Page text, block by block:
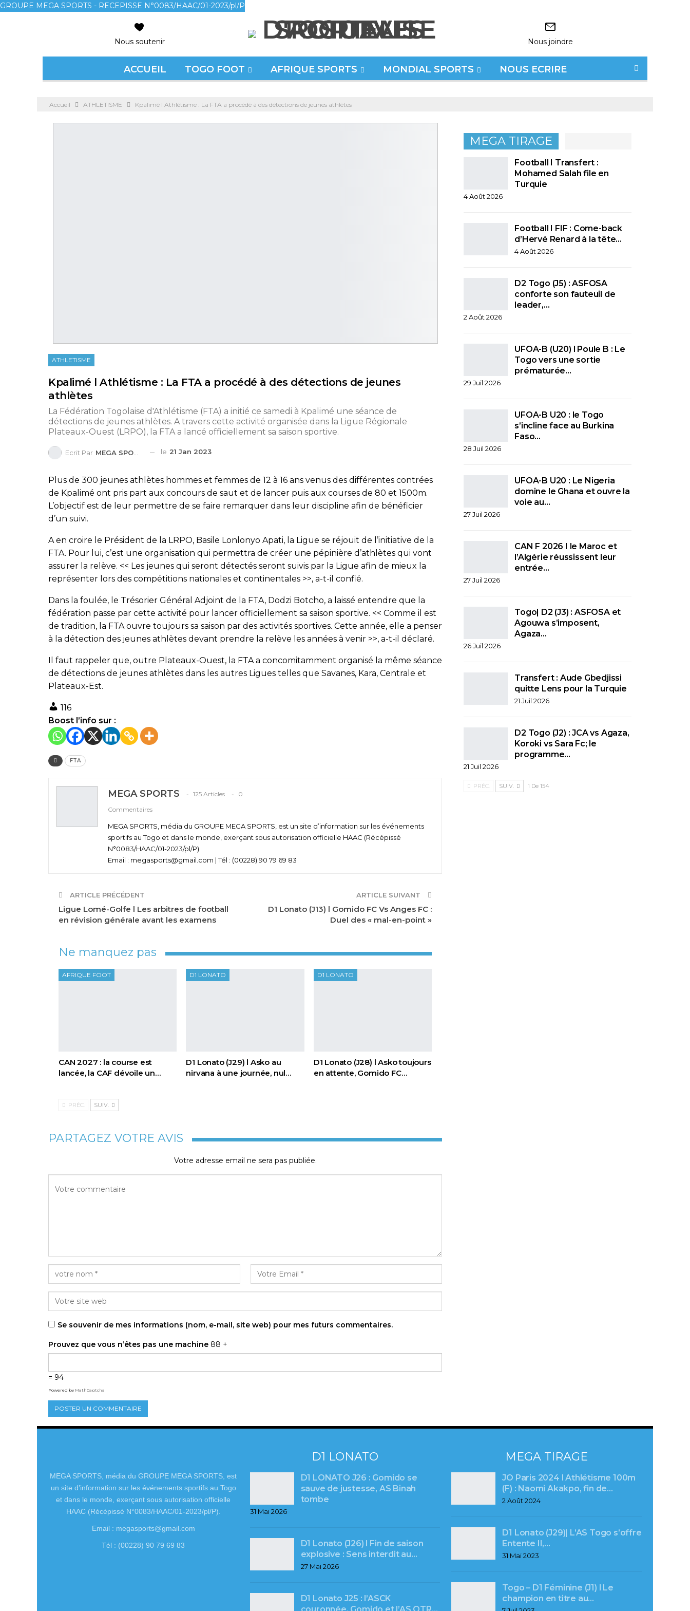
GROUPE MEGA SPORTS - RECEPISSE N°0083/HAAC/01-2023/pl/P
Nous soutenir Nous joindre
ACCUEIL TOGO FOOT AFRIQUE SPORTS MONDIAL SPORTS NOUS ECRIRE
Accueil ATHLETISME Kpalimé l Athlétisme : La FTA a procédé à des détections de jeunes athlètes
ATHLETISME
Kpalimé l Athlétisme : La FTA a procédé à des détections de jeunes
athlètes
La Fédération Togolaise d'Athlétisme (FTA) a initié ce samedi à Kpalimé une séance de
détections de jeunes athlètes. A travers cette activité organisée dans la Ligue Régionale
Plateaux-Ouest (LRPO), la FTA a lancé officiellement sa saison sportive.
Ecrit Par MEGA SPORTS le 21 Jan 2023
Plus de 300 jeunes athlètes hommes et femmes de 12 à 16 ans venus des différentes contrées
de Kpalimé ont pris part aux concours de saut et de lancer puis aux courses de 80 et 1500m.
L’objectif est de leur permettre de se faire remarquer dans leur discipline afin de bénéficier
d’un suivi.
A en croire le Président de la LRPO, Basile Lonlonyo Apati, la Ligue se réjouit de l’initiative de la
FTA. Pour lui, c’est une organisation qui permettra de créer une pépinière d’athlètes qui vont
assurer la relève. << Les jeunes qui seront détectés seront suivis par la Ligue afin de mieux la
représenter lors des compétitions nationales et continentales >>, a-t-il confié.
Dans la foulée, le Trésorier Général Adjoint de la FTA, Dodzi Botcho, a laissé entendre que la
fédération passe par cette activité pour lancer officiellement sa saison sportive. << Comme il est
de tradition, la FTA ouvre toujours sa saison par des activités sportives. Cette année, elle a penser
à la détection des jeunes athlètes devant prendre la relève les années à venir >>, a-t-il déclaré.
Il faut rappeler que, outre Plateaux-Ouest, la FTA a concomitamment organisé la même séance
de détections de jeunes athlètes dans les autres Ligues telles que Savanes, Kara, Centrale et
Plateaux-Est.
116
Boost l’info sur :
FTA
MEGA SPORTS 125 Articles
0
Commentaires
MEGA SPORTS, média du GROUPE MEGA SPORTS, est un site d’information sur les événements
sportifs au Togo et dans le monde, exerçant sous autorisation officielle HAAC (Récépissé
N°0083/HAAC/01-2023/pl/P).
Email : megasports@gmail.com | Tél : (00228) 90 79 69 83
ARTICLE PRÉCÉDENT
Ligue Lomé-Golfe l Les arbitres de football
en révision générale avant les examens
ARTICLE SUIVANT
D1 Lonato (J13) l Gomido FC Vs Anges FC :
Duel des « mal-en-point »
Ne manquez pas
AFRIQUE FOOT
CAN 2027 : la course est
lancée, la CAF dévoile un…
D1 LONATO
D1 Lonato (J29) l Asko au
nirvana à une journée, nul…
D1 LONATO
D1 Lonato (J28) l Asko toujours
en attente, Gomido FC…
PRÉC. SUIV.
PARTAGEZ VOTRE AVIS
Votre adresse email ne sera pas publiée.
Se souvenir de mes informations (nom, e-mail, site web) pour mes futurs commentaires.
Prouvez que vous n’êtes pas une machine 88 +
= 94
Powered by MathCaptcha
MEGA TIRAGE
Football I Transfert :
Mohamed Salah file en
Turquie
4 Août 2026
Football I FIF : Come-back
d’Hervé Renard à la tête…
4 Août 2026
D2 Togo (J5) : ASFOSA
conforte son fauteuil de
leader,…
2 Août 2026
UFOA-B (U20) l Poule B : Le
Togo vers une sortie
prématurée…
29 Juil 2026
UFOA-B U20 : le Togo
s’incline face au Burkina
Faso…
28 Juil 2026
UFOA-B U20 : Le Nigeria
domine le Ghana et ouvre la
voie au…
27 Juil 2026
CAN F 2026 I le Maroc et
l’Algérie réussissent leur
entrée…
27 Juil 2026
Togo| D2 (J3) : ASFOSA et
Agouwa s’imposent,
Agaza…
26 Juil 2026
Transfert : Aude Gbedjissi
quitte Lens pour la Turquie
21 Juil 2026
D2 Togo (J2) : JCA vs Agaza,
Koroki vs Sara Fc; le
programme…
21 Juil 2026
PRÉC. SUIV. 1 De 154
MEGA SPORTS, média du GROUPE MEGA SPORTS, est
un site d’information sur les événements sportifs au Togo
et dans le monde, exerçant sous autorisation officielle
HAAC (Récépissé N°0083/HAAC/01-2023/pl/P).
Email : megasports@gmail.com
Tél : (00228) 90 79 69 83
D1 LONATO
D1 LONATO J26 : Gomido se
sauve de justesse, AS Binah
tombe
31 Mai 2026
D1 Lonato (J26) l Fin de saison
explosive : Sens interdit au…
27 Mai 2026
D1 Lonato J25 : l’ASCK
couronnée, Gomido et l’AS OTR…
MEGA TIRAGE
JO Paris 2024 l Athlétisme 100m
(F) : Naomi Akakpo, fin de…
2 Août 2024
D1 Lonato (J29)| L’AS Togo s’offre
Entente II,…
31 Mai 2023
Togo – D1 Féminine (J1) l Le
champion en titre au…